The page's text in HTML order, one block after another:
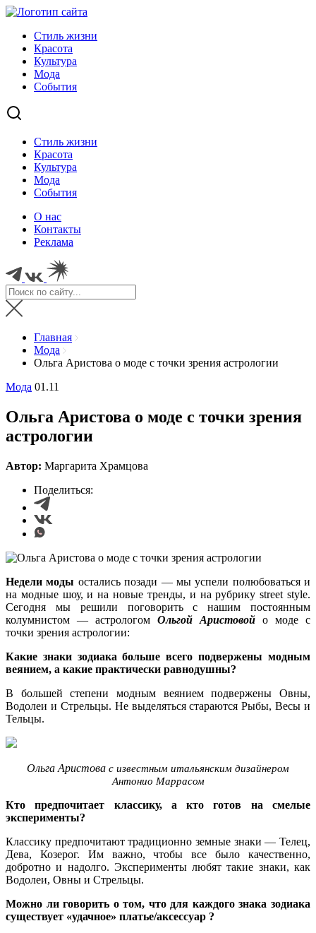
Стиль жизни
Красота
Культура
Мода
События
Стиль жизни
Красота
Культура
Мода
События
О нас
Контакты
Реклама
Главная
Мода
Ольга Аристова о моде с точки зрения астрологии
Мода 01.11
Ольга Аристова о моде с точки зрения
астрологии
Автор: Маргарита Храмцова
Поделиться:
Недели моды остались позади — мы успели полюбоваться и
на модные шоу, и на новые тренды, и на рубрику street style.
Сегодня мы решили поговорить с нашим постоянным
колумнистом — астрологом Ольгой Аристовой о моде с
точки зрения астрологии:
Какие знаки зодиака больше всего подвержены модным
веянием, а какие практически равнодушны?
В большей степени модным веянием подвержены Овны,
Водолеи и Стрельцы. Не выделяться стараются Рыбы, Весы и
Тельцы.
Ольга Аристова с известным итальянским дизайнером
Антонио Маррасом
Кто предпочитает классику, а кто готов на смелые
эксперименты?
Классику предпочитают традиционно земные знаки — Телец,
Дева, Козерог. Им важно, чтобы все было качественно,
добротно и надолго. Эксперименты любят такие знаки, как
Водолеи, Овны и Стрельцы.
Можно ли говорить о том, что для каждого знака зодиака
существует «удачное» платье/аксессуар ?